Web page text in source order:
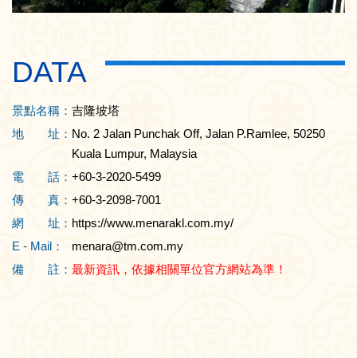
DATA
景點名稱： 吉隆坡塔
地 址： No. 2 Jalan Punchak Off, Jalan P.Ramlee, 50250
Kuala Lumpur, Malaysia
電 話： +60-3-2020-5499
傳 真： +60-3-2098-7001
網 址： https://www.menarakl.com.my/
E - Mail：
menara@tm.com.my
備 註： 最新資訊，依據相關單位官方網站為準！